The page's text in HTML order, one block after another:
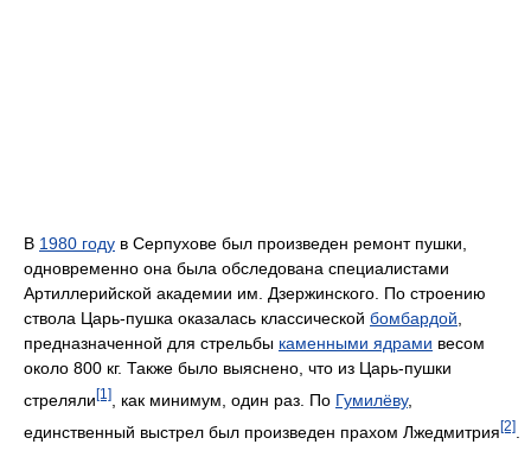
В 1980 году в Серпухове был произведен ремонт пушки,
одновременно она была обследована специалистами
Артиллерийской академии им. Дзержинского. По строению
ствола Царь-пушка оказалась классической бомбардой,
предназначенной для стрельбы каменными ядрами весом
около 800 кг. Также было выяснено, что из Царь-пушки
стреляли [1] , как минимум, один раз. По Гумилёву,
единственный выстрел был произведен прахом Лжедмитрия[2]